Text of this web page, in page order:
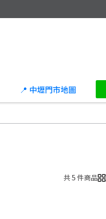
📍 中壢門市地圖
共 5 件商品